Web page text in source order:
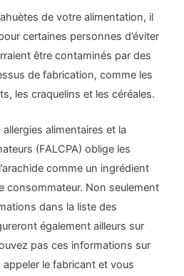
de votre alimentation, il
certaines personnes d’éviter
être contaminés par des
de fabrication, comme les
les craquelins et les céréales.
allergies alimentaires et la
(FALCPA) oblige les
comme un ingrédient
consommateur. Non seulement
dans la liste des
également ailleurs sur
pas ces informations sur
appeler le fabricant et vous